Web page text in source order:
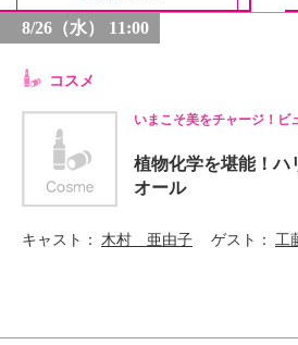
8/26（水） 11:00
コスメ
いまこそ美をチャージ！ビ
植物化学を堪能！
オール
キャスト 木村 亜由子 ゲスト 工